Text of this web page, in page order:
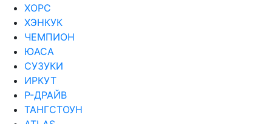
ХОРС
ХЭНКУК
ЧЕМПИОН
ЮАСА
СУЗУКИ
ИРКУТ
Р-ДРАЙВ
ТАНГСТОУН